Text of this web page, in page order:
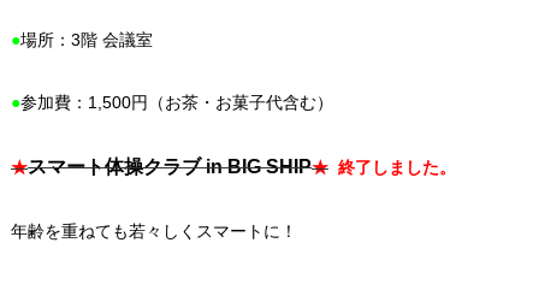
●場所：3階 会議室
●参加費：1,500円（お茶・お菓子代含む）
★スマート体操クラブ in BIG SHIP★終了しました。
年齢を重ねても若々しくスマートに！